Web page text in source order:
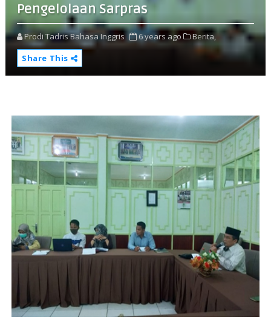
Pengelolaan Sarpras
Prodi Tadris Bahasa Inggris 6 years ago
Berita,
Share This